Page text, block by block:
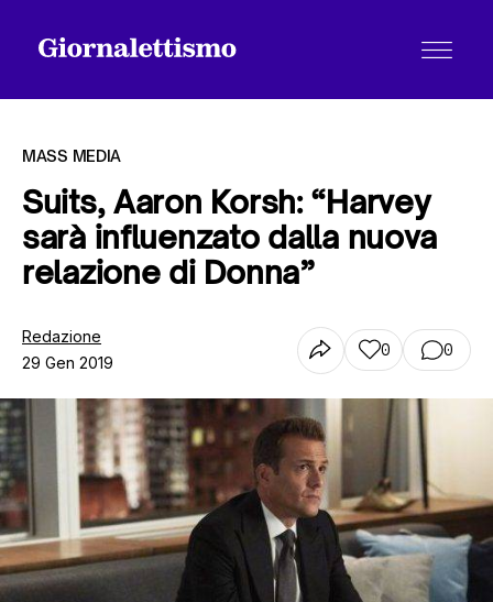
Tutti gli articoli
Chi siamo
Contatti
MASS MEDIA
Suits, Aaron Korsh: “Harvey
sarà influenzato dalla nuova
relazione di Donna”
Redazione
29 Gen 2019
0 0